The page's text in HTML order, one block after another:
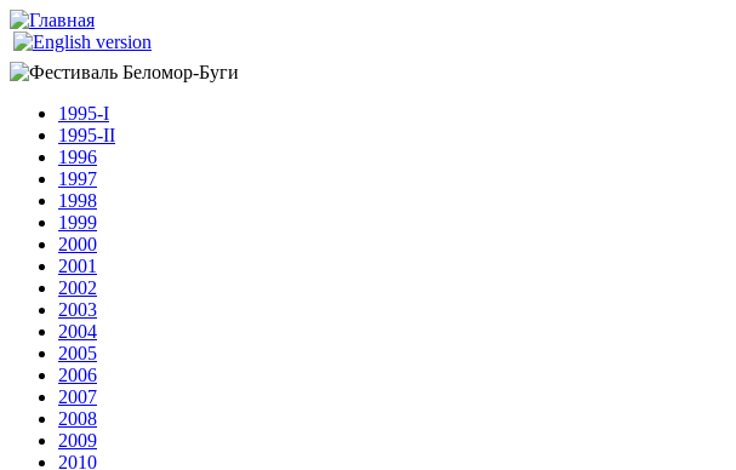
Перейти к основному содержанию
Беломор-
Буги
1995-I
1995-II
1996
1997
1998
1999
2000
2001
2002
2003
2004
2005
2006
2007
2008
2009
2010